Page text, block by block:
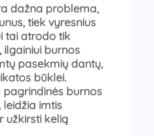
dažna problema,
tiek vyresnius
tai atrodo tik
burnos
pasekmių dantų,
būklei.
burnos
leidžia imtis
užkirsti kelią